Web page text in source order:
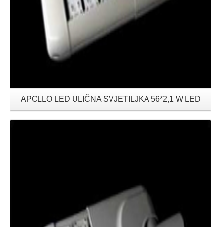
APOLLO LED ULIČNA SVJETILJKA 56*2,1 W LED
Details